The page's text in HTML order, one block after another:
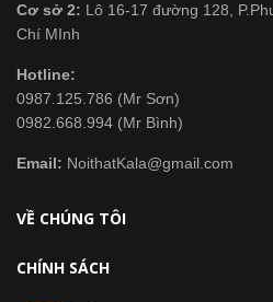
Cơ sở 2: Lô 16-17 đường 128,
Chí MInh
Hotline:
0987.125.786 (Mr Sơn)
0982.668.994 (Mr Bình)
Email: NoithatKala@gmail.com
VỀ CHÚNG TÔI
CHÍNH SÁCH